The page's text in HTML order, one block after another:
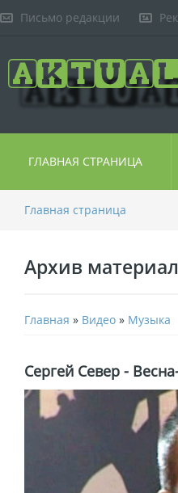
Письмо редакции
ГЛАВНАЯ СТРАНИЦА
Главная страница
Архив
Главная » Видео » Музыка
Сергей Север -